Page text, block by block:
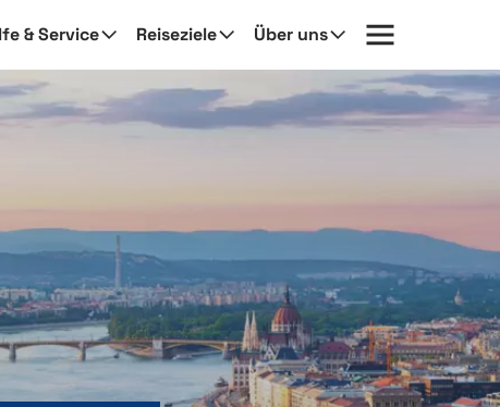
& Service Reiseziele Über uns